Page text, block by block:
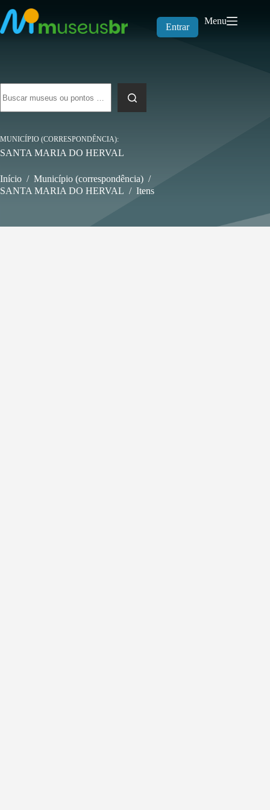
para
o
conteúdo
Entrar
Menu
resultados
MUNICÍPIO (CORRESPONDÊNCIA)
SANTA MARIA DO HERVAL
Início / Município (correspondência) /
SANTA MARIA DO HERVAL / Itens